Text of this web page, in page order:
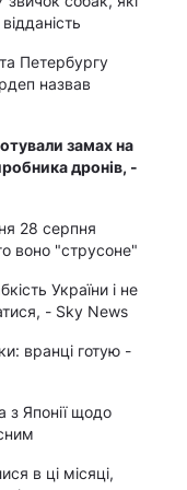
Петербургу
назвав
замах на
дронів, -
28 серпня
воно "струсоне"
України і не
- Sky News
вранці готую -
з Японії щодо
в ці місяці,